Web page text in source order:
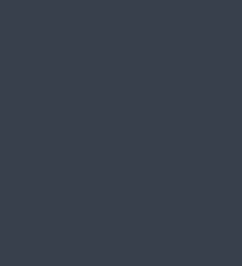
tradicionales en la entrega de los
equipamientos solares en Loma
“Gracias al alcalde Juan de Dios
gobernador tradicional yaqui
y al secretario Martín Valencia
colaboración. Con la visión del
Durazo, entregamos ocho
equipamientos solares en Loma
fortalecer la ganadería de la